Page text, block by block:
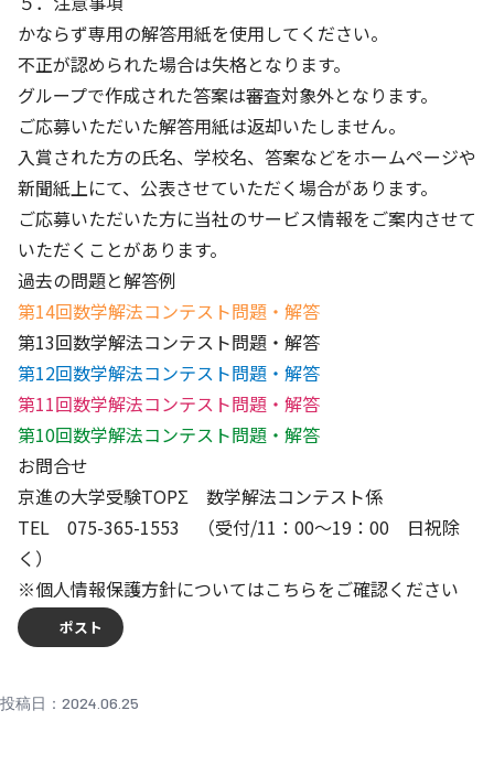
かならず専用の解答用紙を使用してください。
不正が認められた場合は失格となります。
グループで作成された答案は審査対象外となります。
ご応募いただいた解答用紙は返却いたしません。
入賞された方の氏名、学校名、答案などをホームページや
新聞紙上にて、公表させていただく場合があります。
ご応募いただいた方に当社のサービス情報をご案内させて
いただくことがあります。
過去の問題と解答例
第14回数学解法コンテスト問題・解答
第13回数学解法コンテスト問題・解答
第12回数学解法コンテスト問題・解答
第11回数学解法コンテスト問題・解答
第10回数学解法コンテスト問題・解答
お問合せ
京進の大学受験TOPΣ 数学解法コンテスト係
TEL 075-365-1553 （受付/11：00～19：00 日祝除
く）
※個人情報保護方針についてはこちらをご確認ください
ポスト
投稿日：2024.06.25